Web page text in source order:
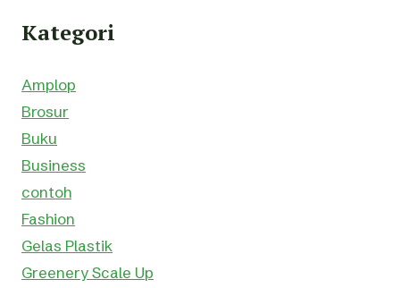
Kategori
Amplop
Brosur
Buku
Business
contoh
Fashion
Gelas Plastik
Greenery Scale Up